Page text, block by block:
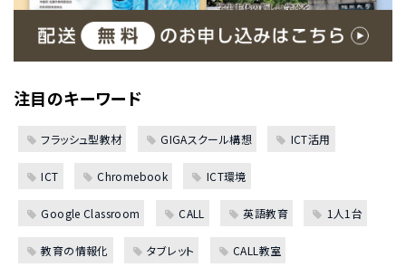
注目のキーワード
フラッシュ型教材 GIGAスクール構想 ICT活用
ICT Chromebook ICT環境
Google Classroom CALL 英語教育 1人1台
教育の情報化 タブレット CALL教室